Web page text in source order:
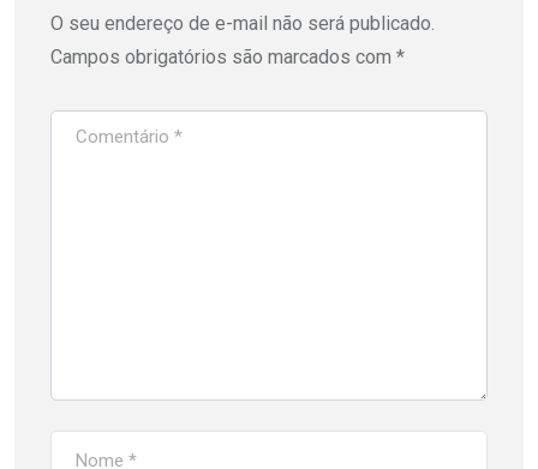
O seu endereço de e-mail não será publicado.
Campos obrigatórios são marcados com *